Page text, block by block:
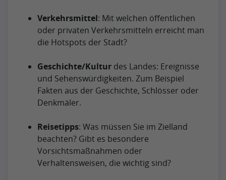
Verkehrsmittel: Mit welchen öffentlichen
oder privaten Verkehrsmitteln erreicht man
die Hotspots der Stadt?
Geschichte/Kultur des Landes: Ereignisse
und Sehenswürdigkeiten. Zum Beispiel
Fakten aus der Geschichte, Schlösser oder
Denkmäler.
Reisetipps: Was müssen Sie im Zielland
beachten? Gibt es besondere
Vorsichtsmaßnahmen oder
Verhaltensweisen, die wichtig sind?